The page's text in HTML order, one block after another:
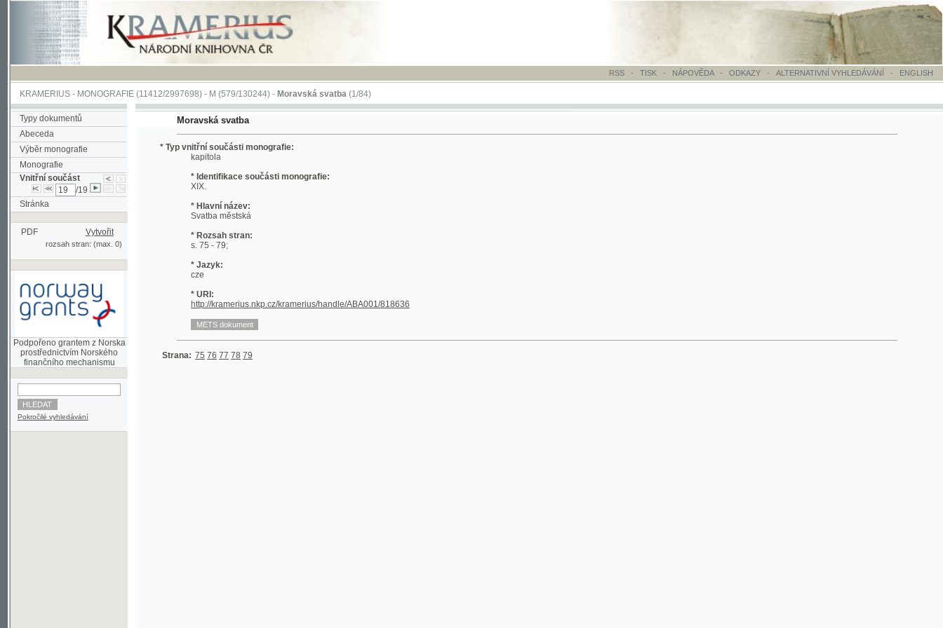
RSS - TISK-NÁPOVĚDA - ODKAZY - ALTERNATIVNÍ VYHLEDÁVÁNÍ- ENGLISH
KRAMERIUS-MONOGRAFIE(11412/2997698) -M (579/130244)-Moravská svatba(1/84)
Typy dokumentů
Abeceda
Výběr monografie
Monografie
Vnitřní součást
/19
Stránka
PDF Vytvořit
rozsah stran: (max. 0)
Podpořeno grantem z Norska
prostřednictvím Norského
finančního mechanismu
Pokročilé vyhledávání
Moravská svatba
* Typ vnitřní součásti monografie:
kapitola
* Identifikace součásti monografie:
* Hlavní název:
* Rozsah stran:
* Jazyk:
http://kramerius.nkp.cz/kramerius/handle/ABA001/818636
77 78 79